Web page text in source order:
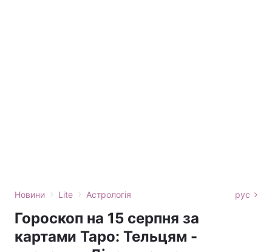
Новини › Lite › Астрологія рус
Гороскоп на 15 серпня за
картами Таро: Тельцям -